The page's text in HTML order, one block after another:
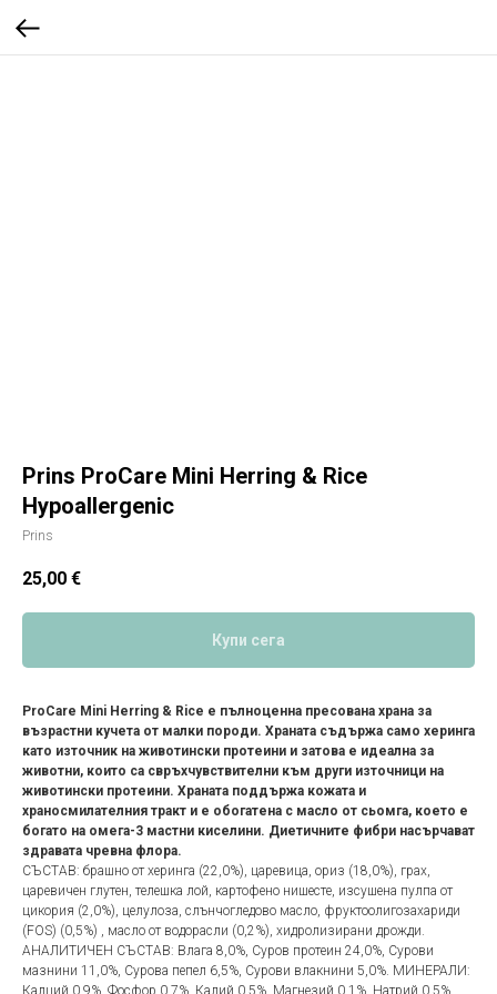
Prins ProCare Mini Herring & Rice
Hypoallergenic
Prins
25,00 €
Купи сега
ProCare Mini Herring & Rice е пълноценна пресована храна за
възрастни кучета от малки породи. Храната съдържа само херинга
като източник на животински протеини и затова е идеална за
животни, които са свръхчувствителни към други източници на
животински протеини. Храната поддържа кожата и
храносмилателния тракт и е обогатена с масло от сьомга, което е
богато на омега-3 мастни киселини. Диетичните фибри насърчават
здравата чревна флора.
СЪСТАВ: брашно от херинга (22,0%), царевица, ориз (18,0%), грах,
царевичен глутен, телешка лой, картофено нишесте, изсушена пулпа от
цикория (2,0%), целулоза, слънчогледово масло, фруктоолигозахариди
(FOS) (0,5%) , масло от водорасли (0,2%), хидролизирани дрожди.
АНАЛИТИЧЕН СЪСТАВ: Влага 8,0%, Суров протеин 24,0%, Сурови
мазнини 11,0%, Сурова пепел 6,5%, Сурови влакнини 5,0%. МИНЕРАЛИ: